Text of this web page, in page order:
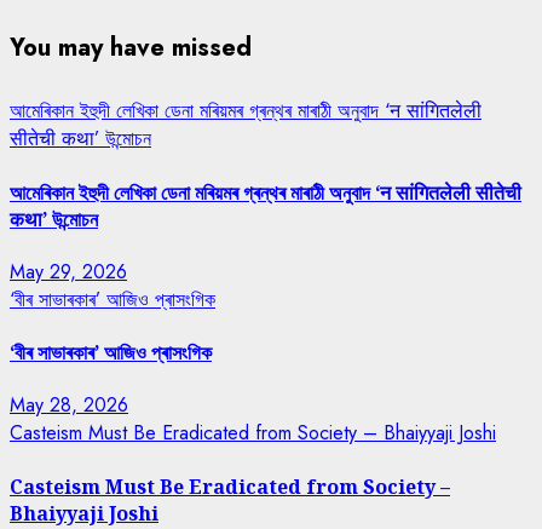
You may have missed
আমেৰিকান ইহুদী লেখিকা ডেনা মৰিয়মৰ গ্ৰন্থৰ মাৰাঠী অনুবাদ ‘न सांगितलेली
सीतेची कथा’ উন্মোচন
আমেৰিকান ইহুদী লেখিকা ডেনা মৰিয়মৰ গ্ৰন্থৰ মাৰাঠী অনুবাদ ‘न सांगितलेली सीतेची
कथा’ উন্মোচন
May 29, 2026
‘বীৰ সাভাৰকাৰ’ আজিও প্ৰাসংগিক
‘বীৰ সাভাৰকাৰ’ আজিও প্ৰাসংগিক
May 28, 2026
Casteism Must Be Eradicated from Society – Bhaiyyaji Joshi
Casteism Must Be Eradicated from Society –
Bhaiyyaji Joshi